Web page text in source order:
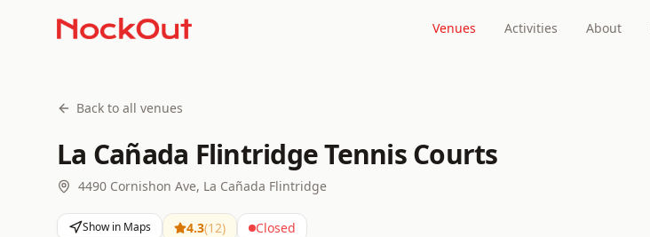
Venues Activities About
Back to all venues
La Cañada Flintridge Tennis Courts
4490 Cornishon Ave, La Cañada Flintridge
Show in Maps 4.3(12) Closed